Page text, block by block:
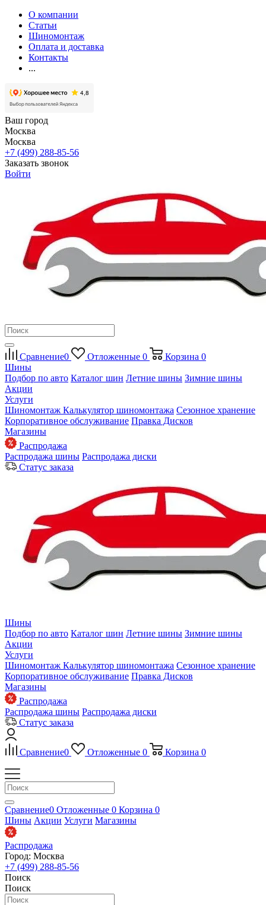
О компании
Статьи
Шиномонтаж
Оплата и доставка
Контакты
...
Ваш город
Москва
Москва
+7 (499) 288-85-56
Заказать звонок
Войти
Сравнение0 Отложенные 0 Корзина 0
Шины
Подбор по авто Каталог шин Летние шины Зимние шины
Акции
Услуги
Шиномонтаж Калькулятор шиномонтажа Сезонное хранение
Корпоративное обслуживание Правка Дисков
Магазины
Распродажа
Распродажа шины Распродажа диски
Статус заказа
Шины
Подбор по авто Каталог шин Летние шины Зимние шины
Акции
Услуги
Шиномонтаж Калькулятор шиномонтажа Сезонное хранение
Корпоративное обслуживание Правка Дисков
Магазины
Распродажа
Распродажа шины Распродажа диски
Статус заказа
Сравнение0 Отложенные 0 Корзина 0
Сравнение0 Отложенные 0 Корзина 0
Шины Акции Услуги Магазины
Распродажа
Город: Москва
+7 (499) 288-85-56
Поиск
Поиск